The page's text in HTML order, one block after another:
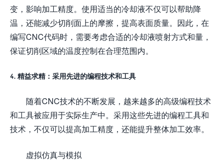
变，影响加工精度。使用适当的冷却液不仅可以帮助降
温，还能减少切削面上的摩擦，提高表面质量。因此，在
编写CNC代码时，需要考虑合适的冷却液喷射方式和量，
保证切削区域的温度控制在合理范围内。
4. 精益求精：采用先进的编程技术和工具
随着CNC技术的不断发展，越来越多的高级编程技术
和工具被应用于实际生产中。采用这些先进的编程工具和
技术，不仅可以提高加工精度，还能提升整体加工效率。
虚拟仿真与模拟